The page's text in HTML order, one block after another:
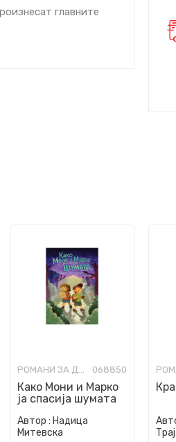
главните
РОМАНИ ЗА ДЕЦА 068850
Како Мони и Марко
ја спасија шумата
Автор : Надица
Митевска